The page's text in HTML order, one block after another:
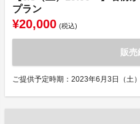
プラン
¥20,000 (税込)
販売
ご提供予定時期：2023年6月3日（土）